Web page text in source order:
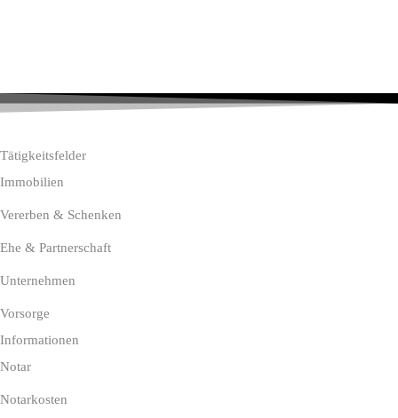
Tätigkeitsfelder
Immobilien
Vererben & Schenken
Ehe & Partnerschaft
Unternehmen
Vorsorge
Informationen
Notar
Notarkosten